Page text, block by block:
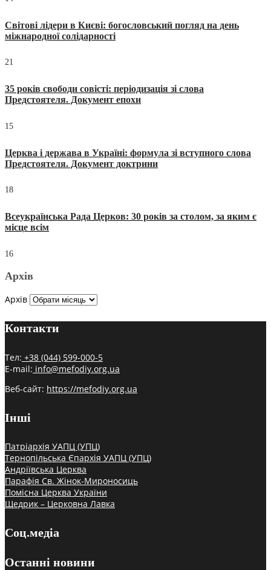
Світові лідери в Києві: богословський погляд на день
міжнародної солідарності
21
35 років свободи совісті: періодизація зі слова
Предстоятеля. Документ епохи
15
Церква і держава в Україні: формула зі вступного слова
Предстоятеля. Документ доктрини
18
Всеукраїнська Рада Церков: 30 років за столом, за яким є
місце всім
16
Архів
Архів
Контакти
Тел: +38 (044) 599-000-5
E-mail: info@mefodiy.org.ua
Веб-сайт: https://mefodiy.org.ua
Інші
Патріархія УАПЦ (УПЦ)
Тернопільська Єпархія УАПЦ (УПЦ)
Андріївська Церква
Парафія Св. Жінок-Мироносиць
Помісна Церква України
Щедрик – Церковна Лавка
Соц.медіа
Останні новини